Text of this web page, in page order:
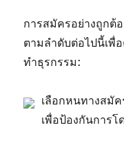
การสมัครอย่างถูกต้
ตามลำดับต่อไปนี้เพื่
ทำธุรกรรม:
เลือกหนทางสมั
เพื่อป้องกันการ